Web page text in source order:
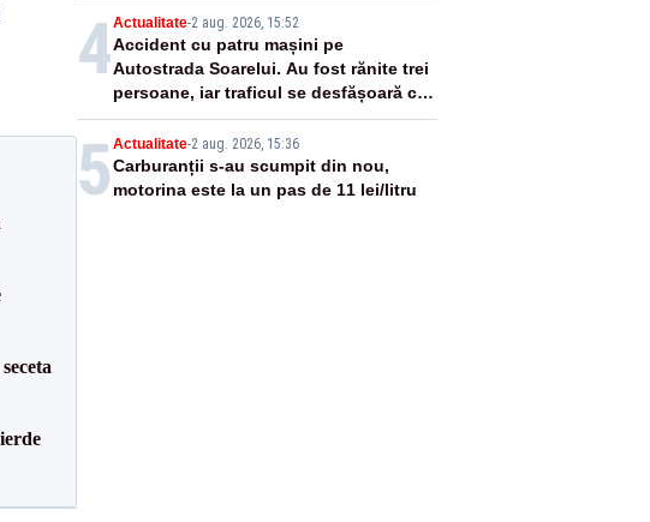
4Actualitate-2 aug. 2026, 15:52
Accident cu patru mașini pe
Autostrada Soarelui. Au fost rănite trei
persoane, iar traficul se desfășoară cu
dificultate
5 Actualitate-2 aug. 2026, 15:36
Carburanții s-au scumpit din nou,
motorina este la un pas de 11 lei/litru